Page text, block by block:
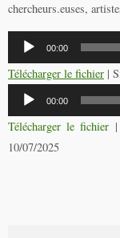
chercheurs.euses,
Lecteur
audio
00:00
Télécharger le fichier |
Lecteur
audio
00:00
Télécharger le fichier |
10/07/2025